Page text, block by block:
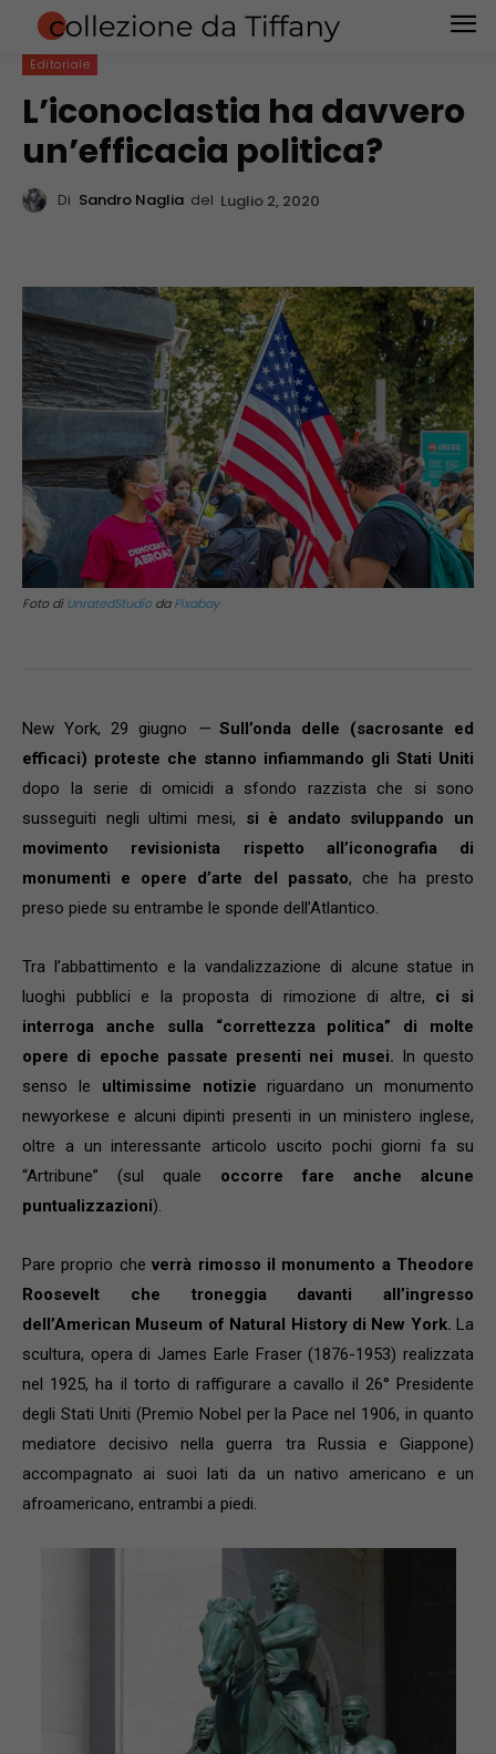
Editoriale
L’iconoclastia ha davvero
un’efficacia politica?
Di Sandro Naglia del Luglio 2, 2020
Foto diUnratedStudiodaPixabay
New York, 29 giugno —Sull’onda delle (sacrosante ed
efficaci) proteste che stanno infiammando gli Stati Uniti
dopo la serie di omicidi a sfondo razzista che si sono
susseguiti negli ultimi mesi, si è andato sviluppando un
movimento revisionista rispetto all’iconografia di
monumenti e opere d’arte del passato, che ha presto
preso piede su entrambe le sponde dell’Atlantico.
Tra l’abbattimento e la vandalizzazione di alcune statue in
luoghi pubblici e la proposta di rimozione di altre, ci si
interroga anche sulla “correttezza politica” di molte
opere di epoche passate presenti nei musei. In questo
senso le ultimissime notizie riguardano un monumento
newyorkese e alcuni dipinti presenti in un ministero inglese,
oltre a un interessante articolo uscito pochi giorni fa su
“Artribune” (sul quale occorre fare anche alcune
puntualizzazioni).
Pare proprio che verrà rimosso il monumento a Theodore
Roosevelt che troneggia davanti all’ingresso
dell’American Museum of Natural History di New York. La
scultura, opera di James Earle Fraser (1876-1953) realizzata
nel 1925, ha il torto di raffigurare a cavallo il 26° Presidente
degli Stati Uniti (Premio Nobel per la Pace nel 1906, in quanto
mediatore decisivo nella guerra tra Russia e Giappone)
accompagnato ai suoi lati da un nativo americano e un
afroamericano, entrambi a piedi.